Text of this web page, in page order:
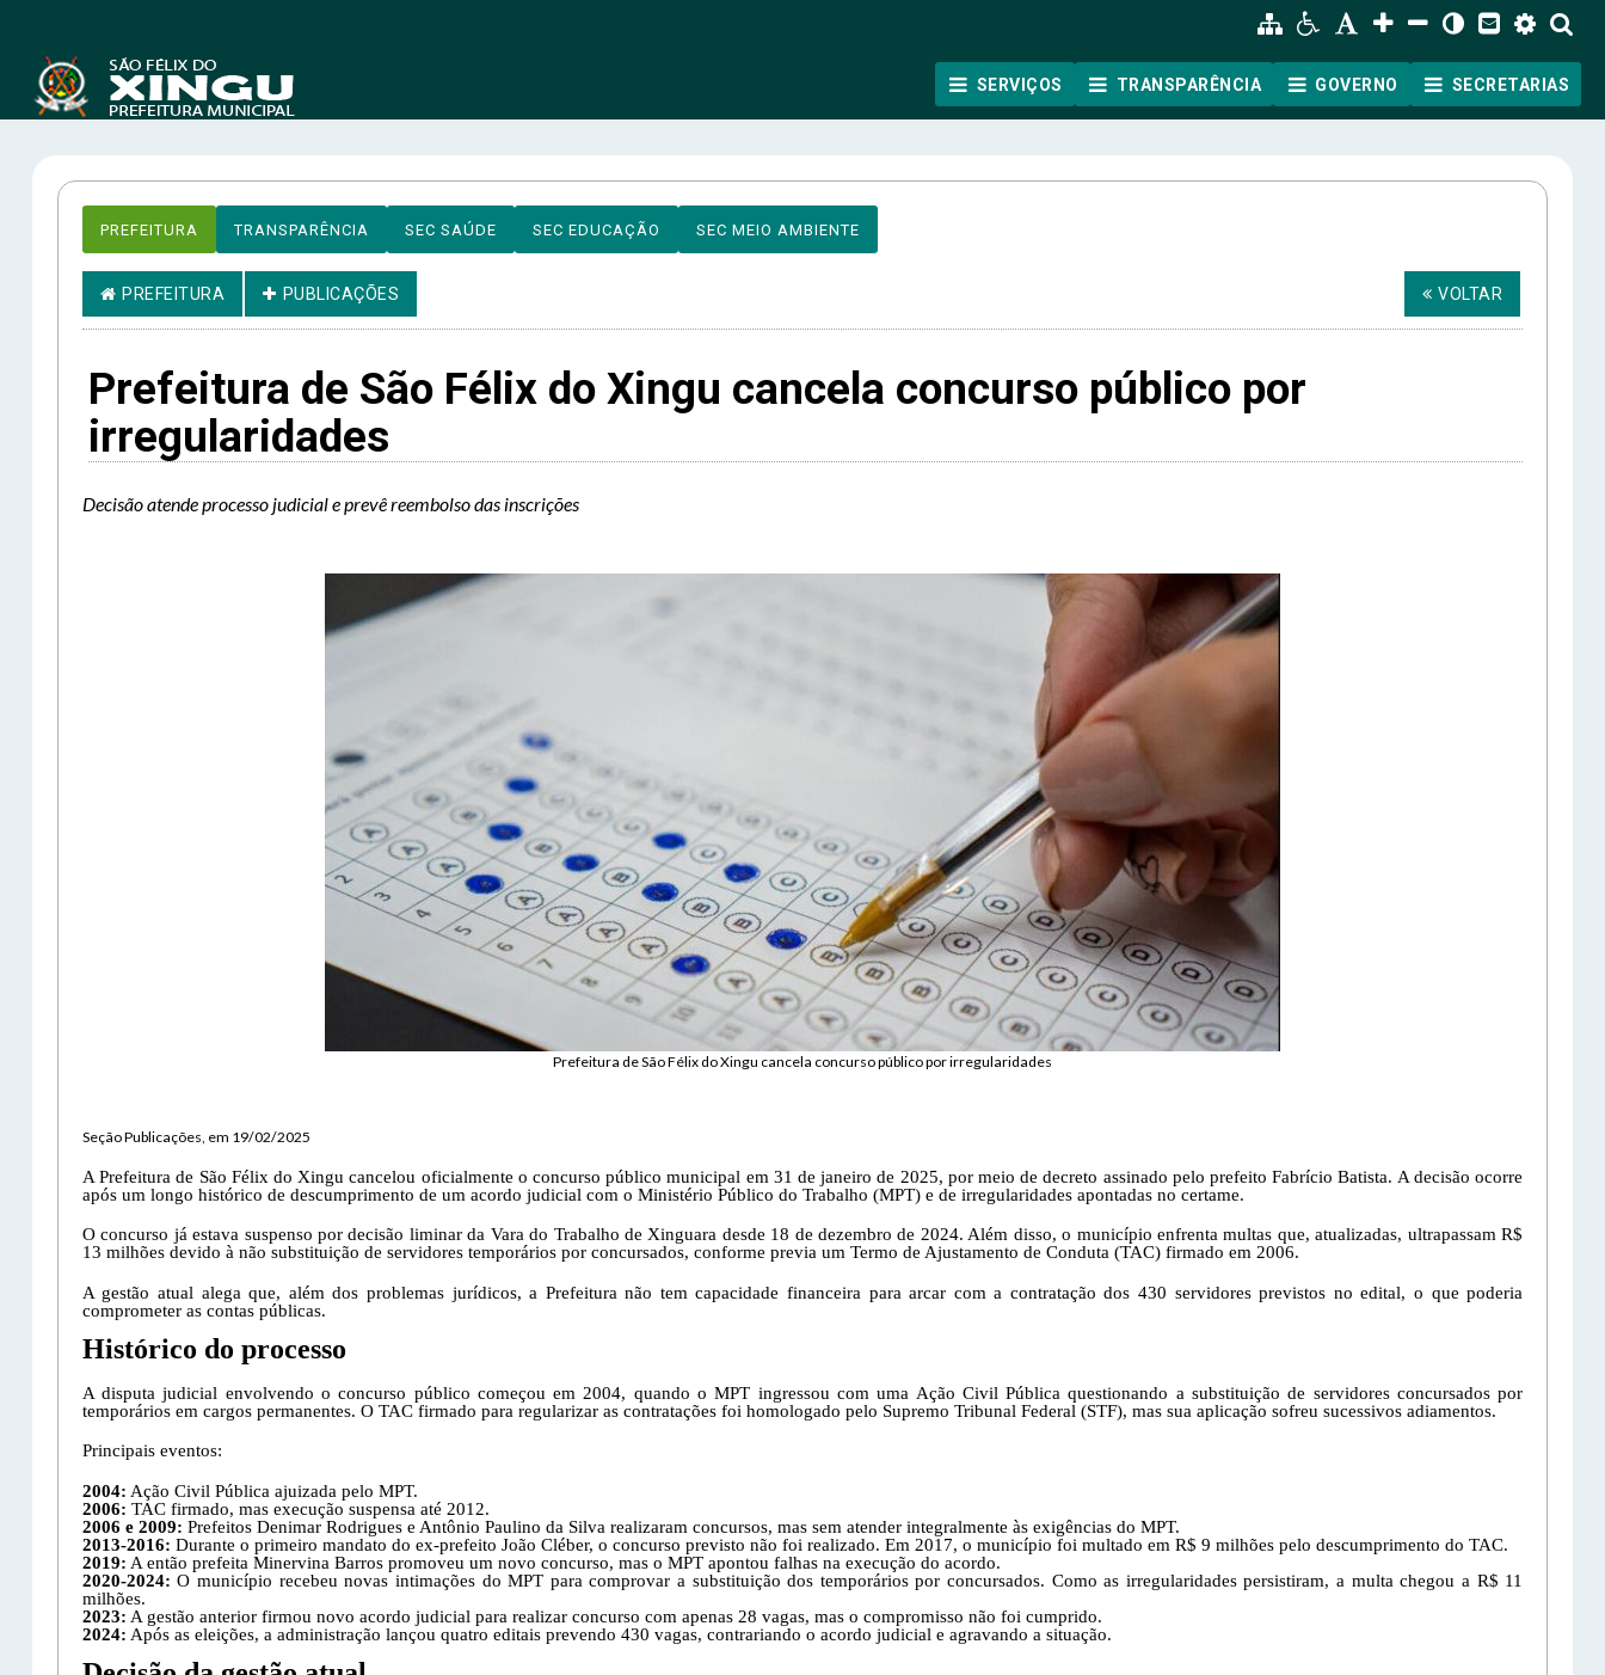
SERVIÇOS TRANSPARÊNCIA GOVERNO SECRETARIAS
PREFEITURA TRANSPARÊNCIA SEC SAÚDE SEC EDUCAÇÃO SEC MEIO AMBIENTE
PREFEITURA PUBLICAÇÕES VOLTAR
Prefeitura de São Félix do Xingu cancela concurso público por
irregularidades
Decisão atende processo judicial e prevê reembolso das inscrições
Prefeitura de São Félix do Xingu cancela concurso público por irregularidades
Seção Publicações, em 19/02/2025
A Prefeitura de São Félix do Xingu cancelou oficialmente o concurso público municipal em 31 de janeiro de 2025, por meio de decreto assinado pelo prefeito Fabrício Batista. A decisão ocorre
após um longo histórico de descumprimento de um acordo judicial com o Ministério Público do Trabalho (MPT) e de irregularidades apontadas no certame.
O concurso já estava suspenso por decisão liminar da Vara do Trabalho de Xinguara desde 18 de dezembro de 2024. Além disso, o município enfrenta multas que, atualizadas, ultrapassam R$
13 milhões devido à não substituição de servidores temporários por concursados, conforme previa um Termo de Ajustamento de Conduta (TAC) firmado em 2006.
A gestão atual alega que, além dos problemas jurídicos, a Prefeitura não tem capacidade financeira para arcar com a contratação dos 430 servidores previstos no edital, o que poderia
comprometer as contas públicas.
Histórico do processo
A disputa judicial envolvendo o concurso público começou em 2004, quando o MPT ingressou com uma Ação Civil Pública questionando a substituição de servidores concursados por
temporários em cargos permanentes. O TAC firmado para regularizar as contratações foi homologado pelo Supremo Tribunal Federal (STF), mas sua aplicação sofreu sucessivos adiamentos.
Principais eventos:
2004: Ação Civil Pública ajuizada pelo MPT.
2006: TAC firmado, mas execução suspensa até 2012.
2006 e 2009: Prefeitos Denimar Rodrigues e Antônio Paulino da Silva realizaram concursos, mas sem atender integralmente às exigências do MPT.
2013-2016: Durante o primeiro mandato do ex-prefeito João Cléber, o concurso previsto não foi realizado. Em 2017, o município foi multado em R$ 9 milhões pelo descumprimento do TAC.
2019: A então prefeita Minervina Barros promoveu um novo concurso, mas o MPT apontou falhas na execução do acordo.
2020-2024: O município recebeu novas intimações do MPT para comprovar a substituição dos temporários por concursados. Como as irregularidades persistiram, a multa chegou a R$ 11
milhões.
2023: A gestão anterior firmou novo acordo judicial para realizar concurso com apenas 28 vagas, mas o compromisso não foi cumprido.
2024: Após as eleições, a administração lançou quatro editais prevendo 430 vagas, contrariando o acordo judicial e agravando a situação.
SIC Físico
Endereço
Endereço e Contatos do atendimento físico da Prefeitura Municipal de São
Fale Conosco